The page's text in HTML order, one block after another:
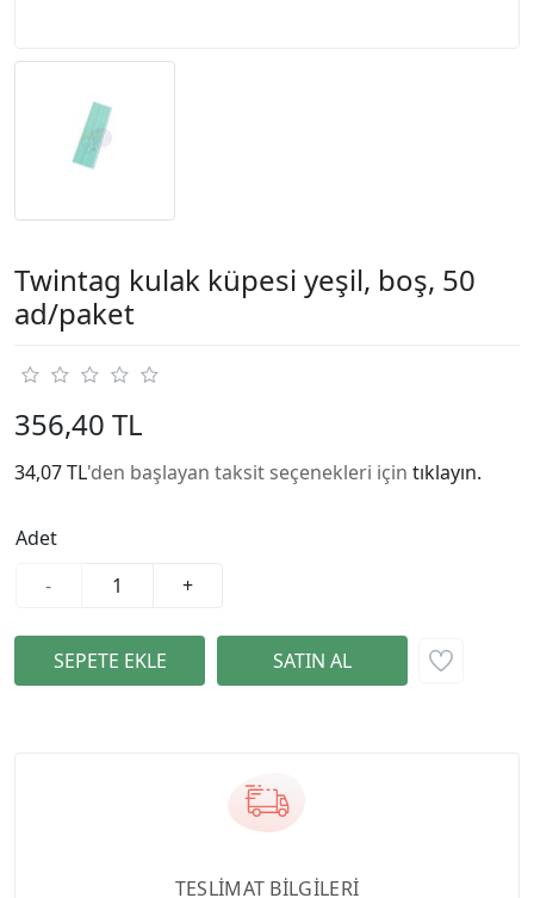
Twintag kulak küpesi yeşil, boş, 50
ad/paket
356,40 TL
34,07 TL'den başlayan taksit seçenekleri için tıklayın.
Adet
-
+
TESLİMAT BİLGİLERİ